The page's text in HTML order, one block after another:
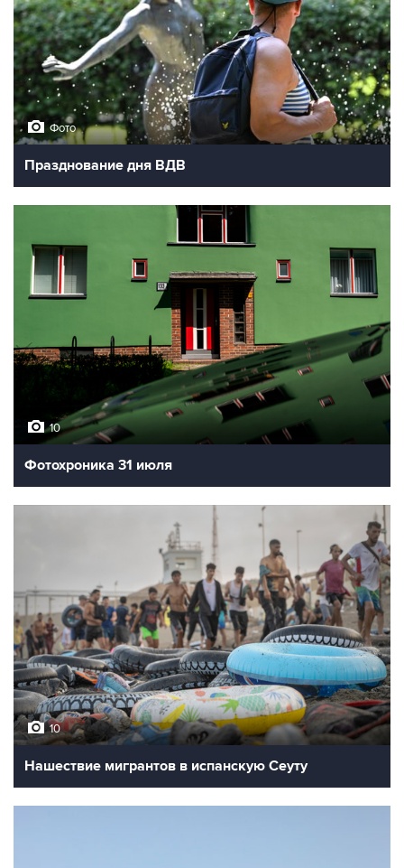
Фото
Празднование дня ВДВ
10
Фотохроника 31 июля
10
Нашествие мигрантов в испанскую Сеуту